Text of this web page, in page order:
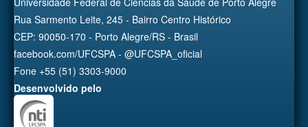
Rua Sarmento Leite, 245 - Bairro Centro Histórico
CEP: 90050-170 - Porto Alegre/RS - Brasil
facebook.com/UFCSPA - @UFCSPA_oficial
Fone +55 (51) 3303-9000
Desenvolvido pelo